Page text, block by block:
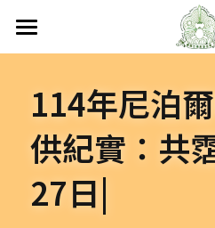
首頁
關於嘎檔
認識嘎檔
傳承祖師
嘎檔修行
嘎檔經藏
弘法日誌
114年尼泊
供紀實：共
27日|